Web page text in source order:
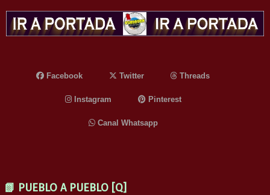
Facebook Twitter Threads
Instagram Pinterest
Canal Whatsapp
📗 PUEBLO A PUEBLO [Q]